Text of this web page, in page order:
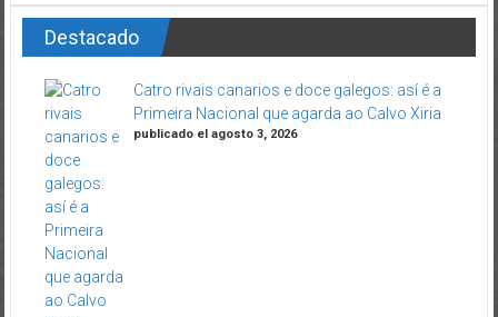
Destacado
Catro rivais canarios e doce galegos: así é a
Primeira Nacional que agarda ao Calvo Xiria
publicado el agosto 3, 2026